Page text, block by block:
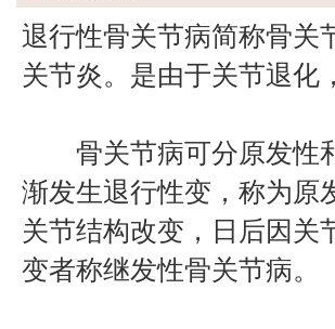
退行性骨关节病简称骨关
关节炎。是由于关节退化
骨关节病可分原发性和
渐发生退行性变，称为原
关节结构改变，日后因关
变者称继发性骨关节病。